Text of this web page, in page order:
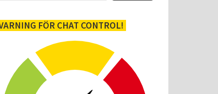
FÖR CHAT CONTROL!